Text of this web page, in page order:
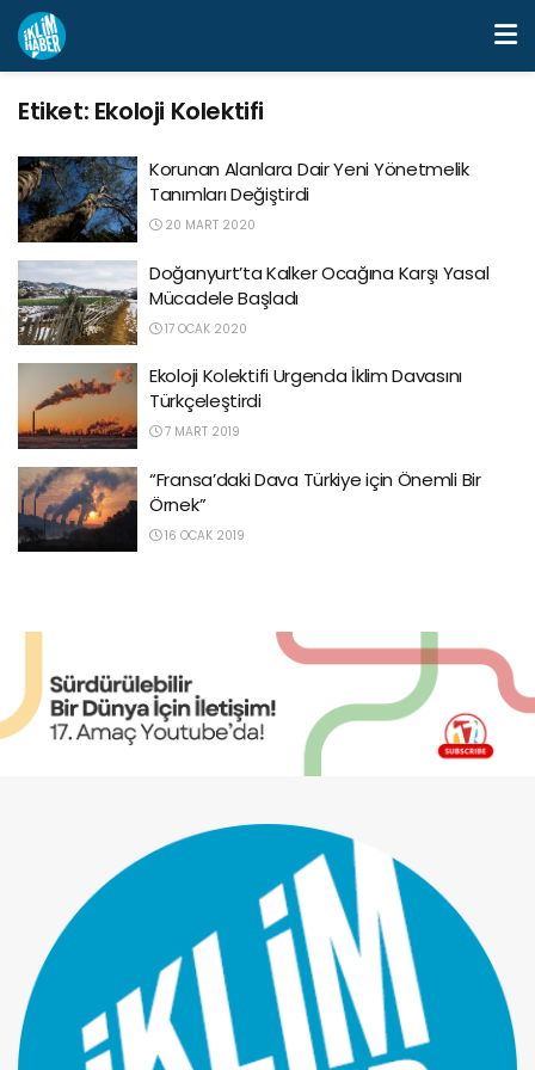
Etiket: Ekoloji Kolektifi
Korunan Alanlara Dair Yeni Yönetmelik
Tanımları Değiştirdi
20 MART 2020
Doğanyurt’ta Kalker Ocağına Karşı Yasal
Mücadele Başladı
17 OCAK 2020
Ekoloji Kolektifi Urgenda İklim Davasını
Türkçeleştirdi
7 MART 2019
“Fransa’daki Dava Türkiye için Önemli Bir
Örnek”
16 OCAK 2019